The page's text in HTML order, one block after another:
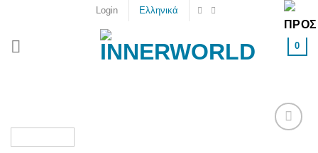
content
Login Ελληνικά
0